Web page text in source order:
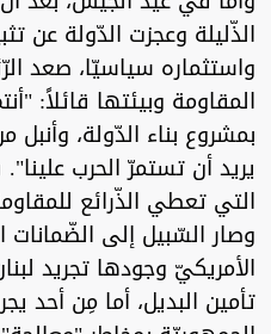
الذّليلة وعجزت الدّولة عن
واستثماره سياسيّا، صعد
المقاومة وبيئتها قائلاً:
بمشروع بناء الدّولة، وأنبل
يريد أن تستمرّ الحرب
التي تعطي الذّرائع
وصار السّبيل إلى
الأمريكيّ وجودها تجريد
تأمين البديل، أما مِن أحد